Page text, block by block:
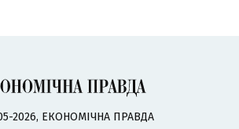
2026, ЕКОНОМІЧНА ПРАВДА